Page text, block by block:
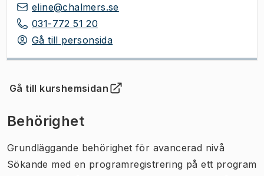
eline@chalmers.se
031-772 51 20
Gå till personsida
Gå till kurshemsidan
(Öppnas i ny flik)
Behörighet
Grundläggande behörighet för avancerad nivå
Sökande med en programregistrering på ett program